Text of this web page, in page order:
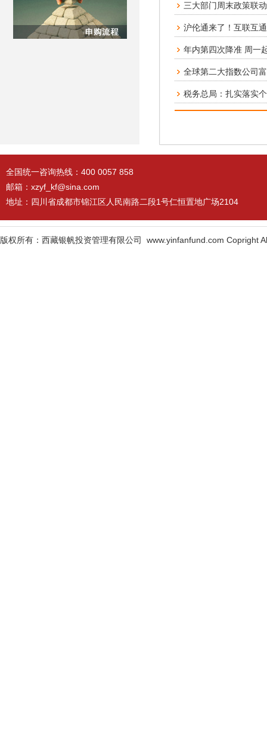
三大部门周末政策联
沪伦通来了！互联互
年内第四次降准 周一
全球第二大指数公司
税务总局：扎实落实
全国统一咨询热线：400 0057 858
邮箱：xzyf_kf@sina.com
地址：四川省成都市锦江区人民南路二段1号仁恒置地广场2104
版权所有：西藏银帆投资管理有限公司 www.yinfanfund.com Copright